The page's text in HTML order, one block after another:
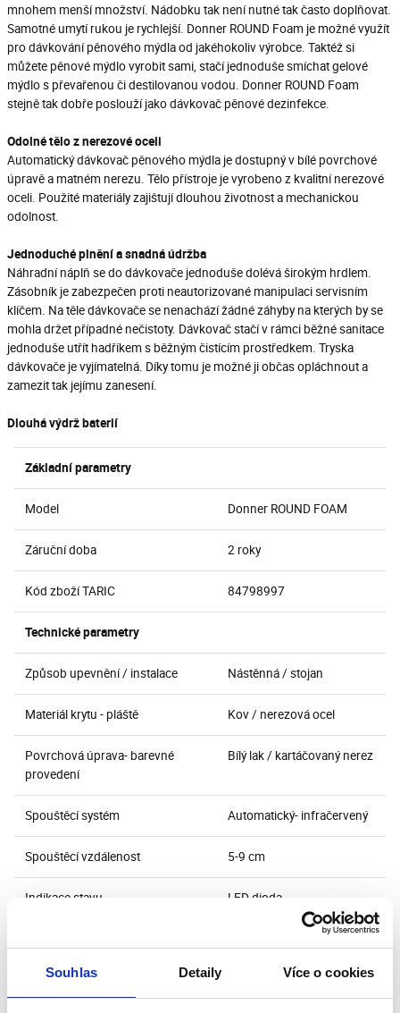
Souhlas Detaily Více o cookies
mnohem menší množství. Nádobku tak není nutné tak často doplňovat.
Samotné umytí rukou je rychlejší. Donner ROUND Foam je možné využít
pro dávkování pěnového mýdla od jakéhokoliv výrobce. Taktéž si
můžete pěnové mýdlo vyrobit sami, stačí jednoduše smíchat gelové
mýdlo s převařenou či destilovanou vodou. Donner ROUND Foam
stejně tak dobře poslouží jako dávkovač pěnové dezinfekce.
Odolné tělo z nerezové oceli
Automatický dávkovač pěnového mýdla je dostupný v bílé povrchové
úpravě a matném nerezu. Tělo přístroje je vyrobeno z kvalitní nerezové
oceli. Použité materiály zajištují dlouhou životnost a mechanickou
odolnost.
Jednoduché plnění a snadná údržba
Náhradní náplň se do dávkovače jednoduše dolévá širokým hrdlem.
Zásobník je zabezpečen proti neautorizované manipulaci servisním
klíčem. Na těle dávkovače se nenachází žádné záhyby na kterých by se
mohla držet případné nečistoty. Dávkovač stačí v rámci běžné sanitace
jednoduše utřít hadříkem s běžným čistícím prostředkem. Tryska
dávkovače je vyjímatelná. Díky tomu je možné ji občas opláchnout a
zamezit tak jejímu zanesení.
Dlouhá výdrž baterií
Základní parametry
Model Donner ROUND FOAM
Záruční doba 2 roky
Kód zboží TARIC 84798997
Technické parametry
Způsob upevnění / instalace Nástěnná / stojan
Materiál krytu - pláště Kov / nerezová ocel
Povrchová úprava- barevné
provedení
Bílý lak / kartáčovaný nerez
Spouštěcí systém Automatický- infračervený
Spouštěcí vzdálenost 5-9 cm
Indikace stavu LED dioda
Provozní náplň Pěnové mýdlo / desinfekce